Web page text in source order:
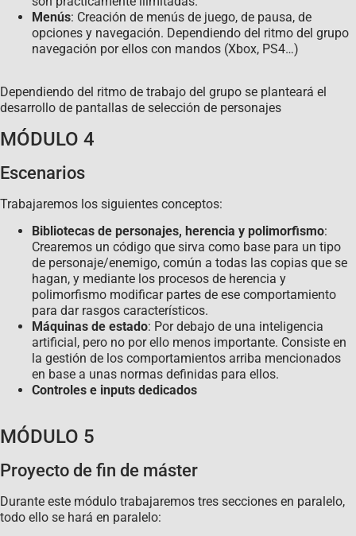
Menús: Creación de menús de juego, de pausa, de
opciones y navegación. Dependiendo del ritmo del grupo
navegación por ellos con mandos (Xbox, PS4…)
Dependiendo del ritmo de trabajo del grupo se planteará el
desarrollo de pantallas de selección de personajes
MÓDULO 4
Escenarios
Trabajaremos los siguientes conceptos:
Bibliotecas de personajes, herencia y polimorfismo:
Crearemos un código que sirva como base para un tipo
de personaje/enemigo, común a todas las copias que se
hagan, y mediante los procesos de herencia y
polimorfismo modificar partes de ese comportamiento
para dar rasgos característicos.
Máquinas de estado: Por debajo de una inteligencia
artificial, pero no por ello menos importante. Consiste en
la gestión de los comportamientos arriba mencionados
en base a unas normas definidas para ellos.
Controles e inputs dedicados
MÓDULO 5
Proyecto de fin de máster
Durante este módulo trabajaremos tres secciones en paralelo,
todo ello se hará en paralelo: